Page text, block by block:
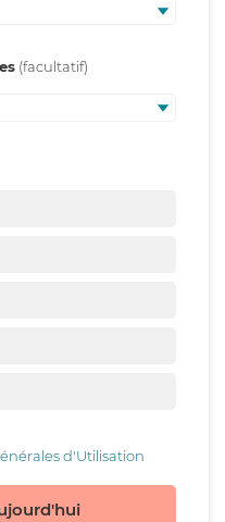
d'Utilisation